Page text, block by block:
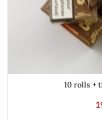
10 rolls +